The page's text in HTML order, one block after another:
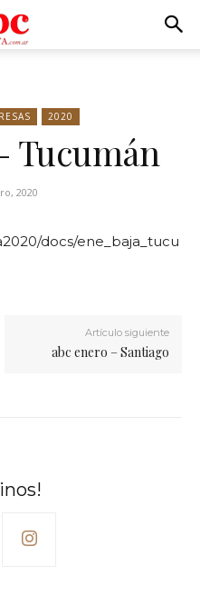
2020
Tucumán
2020
docs/ene_baja_tucu
Artículo siguiente
abc enero – Santiago